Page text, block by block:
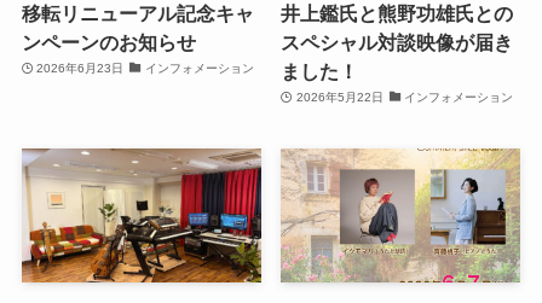
移転リニューアル記念キャ
ンペーンのお知らせ
2026年6月23日 インフォメーション
井上鑑氏と熊野功雄氏との
スペシャル対談映像が届き
ました！
2026年5月22日 インフォメーション